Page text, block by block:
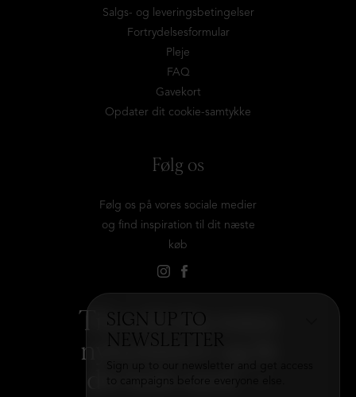
SIGN UP TO
Salgs- og leveringsbetingelser
Fortrydelsesformular
Pleje
FAQ
Gavekort
Opdater dit cookie-samtykke
Følg os
Følg os på vores sociale medier
og find inspiration til dit næste
køb
Tilmeld dig vores
nyhedsbrev og få